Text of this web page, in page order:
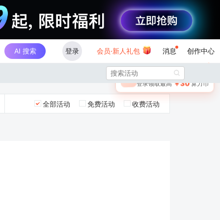
AI 搜索 登录 会员·新人礼包 消息 创作中心
🎁 未登录
登录领取最高￥30算力币

全部活动 免费活动 收费活动